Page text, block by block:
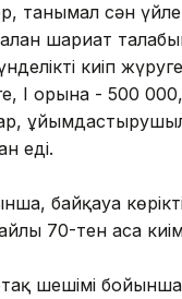
танымал сән
шариғат
киіп
орынға - 500 000,
еді.
байқауға
70-тен аса киім
шешімі